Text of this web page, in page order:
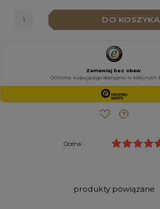
DO KOSZYKA
Ocena:
produkty powiązane